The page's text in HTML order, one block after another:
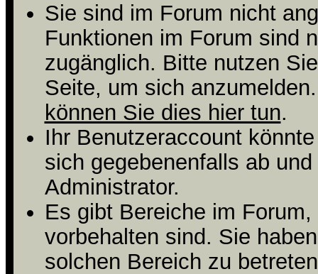
Sie sind im Forum nicht
Funktionen im Forum sind
zugänglich. Bitte nutzen
Seite, um sich
können Sie dies hier tun.
Ihr Benutzeraccount
sich gegebenenfalls ab
Administrator.
Es gibt Bereiche im
vorbehalten sind. Sie
solchen Bereich zu